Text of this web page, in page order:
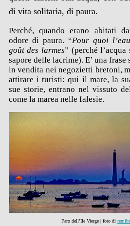
di vita solitaria, di paura.
Perché, quando erano abitati
odore di paura. “Pour quoi
goût des larmes” (perché
sapore delle lacrime). E’ una
in vendita nei negozietti bretoni,
attirare i turisti: qui il mare, la
sue storie, entrano nel vissuto
come la marea nelle falesie.
Faro dell’Ile Vierge | foto di